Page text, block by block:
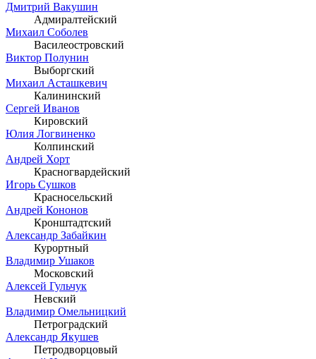
Дмитрий Вакушин
Адмиралтейский
Михаил Соболев
Василеостровский
Виктор Полунин
Выборгский
Михаил Асташкевич
Калининский
Сергей Иванов
Кировский
Юлия Логвиненко
Колпинский
Андрей Хорт
Красногвардейский
Игорь Сушков
Красносельский
Андрей Кононов
Кронштадтский
Александр Забайкин
Курортный
Владимир Ушаков
Московский
Алексей Гульчук
Невский
Владимир Омельницкий
Петроградский
Александр Якушев
Петродворцовый